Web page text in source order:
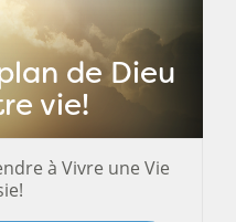
de Dieu
vie!
à Vivre une Vie